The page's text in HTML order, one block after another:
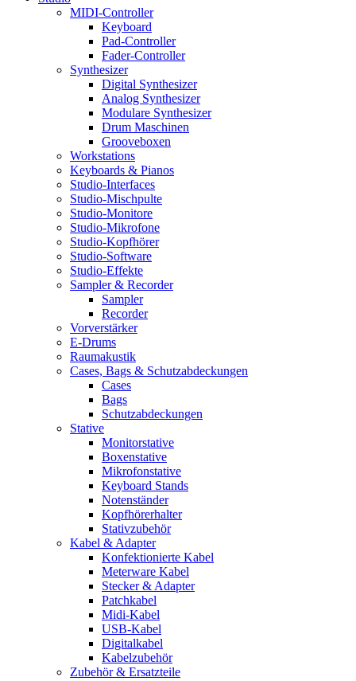
MIDI-Controller
Keyboard
Pad-Controller
Fader-Controller
Synthesizer
Digital Synthesizer
Analog Synthesizer
Modulare Synthesizer
Drum Maschinen
Grooveboxen
Workstations
Keyboards & Pianos
Studio-Interfaces
Studio-Mischpulte
Studio-Monitore
Studio-Mikrofone
Studio-Kopfhörer
Studio-Software
Studio-Effekte
Sampler & Recorder
Sampler
Recorder
Vorverstärker
E-Drums
Raumakustik
Cases, Bags & Schutzabdeckungen
Cases
Bags
Schutzabdeckungen
Stative
Monitorstative
Boxenstative
Mikrofonstative
Keyboard Stands
Notenständer
Kopfhörerhalter
Stativzubehör
Kabel & Adapter
Konfektionierte Kabel
Meterware Kabel
Stecker & Adapter
Patchkabel
Midi-Kabel
USB-Kabel
Digitalkabel
Kabelzubehör
Zubehör & Ersatzteile